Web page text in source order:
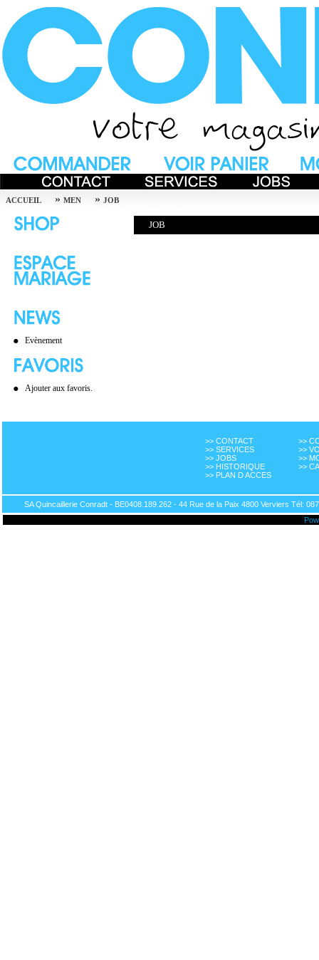
ACCUEIL » MEN » JOB
Evènement
Ajouter aux favoris.
JOB
>> CONTACT
>> SERVICES
>> JOBS
>> HISTORIQUE
>> PLAN D ACCES
>>
>>
>>
>>
SA Quincaillerie Conradt - BE0408.189.262 - 44 Rue de la Paix 4800 Verviers Tél: